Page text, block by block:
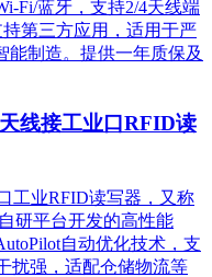
Fi/蓝牙，支持2/4天线端
第三方应用，适用于严
能制造。提供一年质保及
线接工业口RFID读
工业RFID读写器，又称
研平台开发的高性能
自动优化技术，支
扰强，适配仓储物流等